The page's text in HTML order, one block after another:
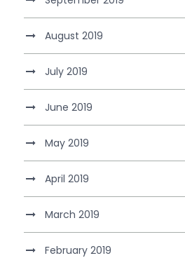
August 2019
July 2019
June 2019
May 2019
April 2019
March 2019
February 2019